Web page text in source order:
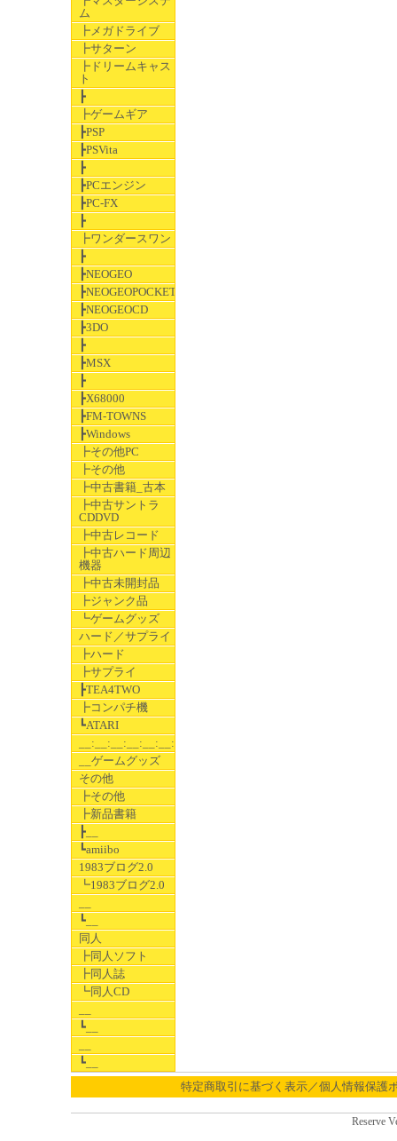
ム
┣メガドライブ
┣サターン
┣ドリームキャス
ト
┣
┣ゲームギア
┣PSP
┣PSVita
┣
┣PCエンジン
┣PC-FX
┣
┣ワンダースワン
┣
┣NEOGEO
┣NEOGEOPOCKET
┣NEOGEOCD
┣3DO
┣
┣MSX
┣
┣X68000
┣FM-TOWNS
┣Windows
┣その他PC
┣その他
┣中古書籍_古本
┣中古サントラ
CDDVD
┣中古レコード
┣中古ハード周辺
機器
┣中古未開封品
┣ジャンク品
┗ゲームグッズ
ハード／サプライ
┣ハード
┣サプライ
┣TEA4TWO
┣コンパチ機
┗ATARI
__:__:__:__:__:__:__
__ゲームグッズ
その他
┣その他
┣新品書籍
┣__
┗amiibo
1983ブログ2.0
┗1983ブログ2.0
┗__
同人
┣同人ソフト
┣同人誌
┗同人CD
┗__
┗__
特定商取引に基づく表示／個人情報保護
Reserve